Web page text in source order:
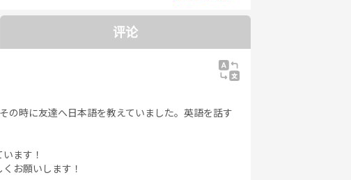
评论
の時に友達へ日本語を教えていました。英語を話す
ます！
お願いします！